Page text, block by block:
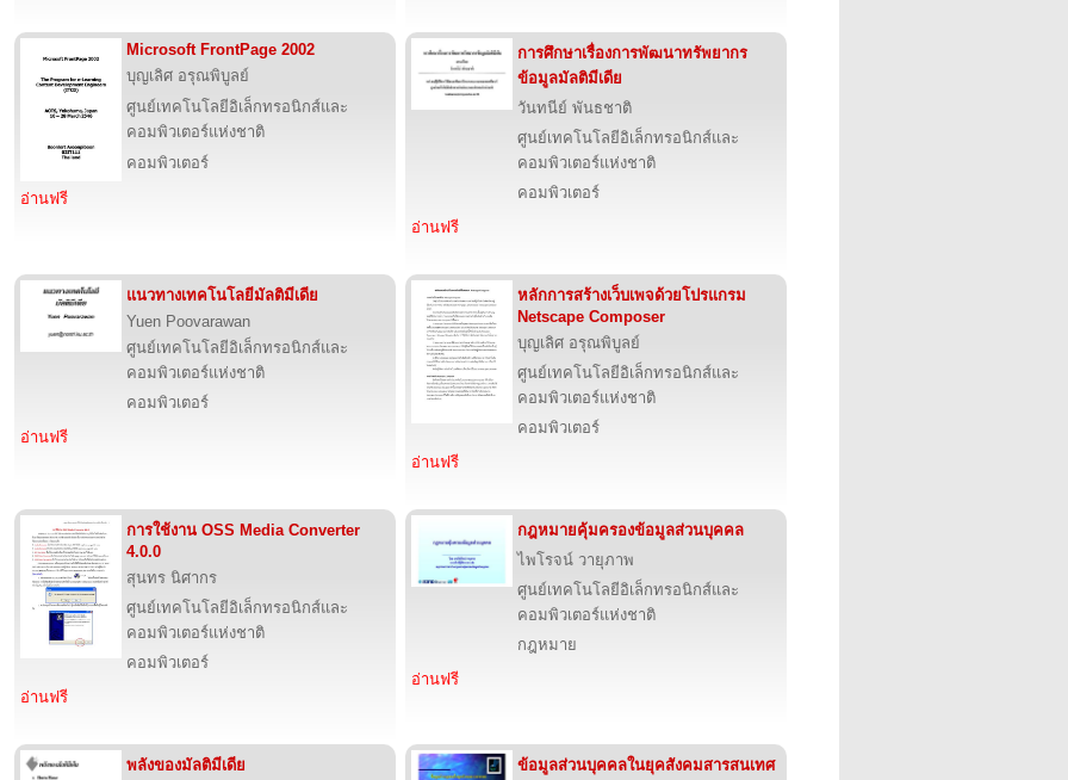
Microsoft FrontPage 2002
บุญเลิศ อรุณพิบูลย์
ศูนย์เทคโนโลยีอิเล็กทรอนิกส์และ
คอมพิวเตอร์แห่งชาติ
คอมพิวเตอร์
อ่านฟรี
การศึกษาเรื่องการพัฒนาทรัพยากร
ข้อมูลมัลติมีเดีย
วันทนีย์ พันธชาติ
ศูนย์เทคโนโลยีอิเล็กทรอนิกส์และ
คอมพิวเตอร์แห่งชาติ
คอมพิวเตอร์
อ่านฟรี
แนวทางเทคโนโลยีมัลติมีเดีย
Yuen Poovarawan
ศูนย์เทคโนโลยีอิเล็กทรอนิกส์และ
คอมพิวเตอร์แห่งชาติ
คอมพิวเตอร์
อ่านฟรี
หลักการสร้างเว็บเพจด้วยโปรแกรม
Netscape Composer
บุญเลิศ อรุณพิบูลย์
ศูนย์เทคโนโลยีอิเล็กทรอนิกส์และ
คอมพิวเตอร์แห่งชาติ
คอมพิวเตอร์
อ่านฟรี
การใช้งาน OSS Media Converter
4.0.0
สุนทร นิศากร
ศูนย์เทคโนโลยีอิเล็กทรอนิกส์และ
คอมพิวเตอร์แห่งชาติ
คอมพิวเตอร์
อ่านฟรี
กฎหมายคุ้มครองข้อมูลส่วนบุคคล
ไพโรจน์ วายุภาพ
ศูนย์เทคโนโลยีอิเล็กทรอนิกส์และ
คอมพิวเตอร์แห่งชาติ
กฎหมาย
อ่านฟรี
พลังของมัลติมีเดีย
ข้อมูลส่วนบุคคลในยุคสังคมสารสนเทศ